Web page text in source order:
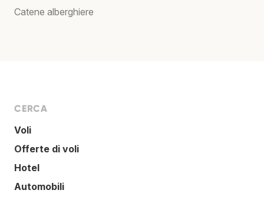
Catene alberghiere
CERCA
Voli
Offerte di voli
Hotel
Automobili